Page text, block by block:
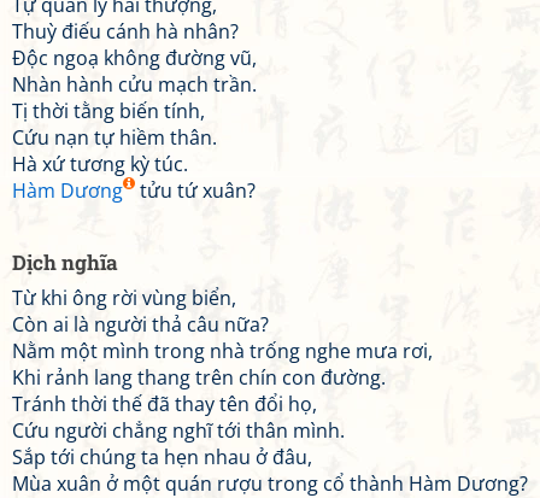
Thuỳ điếu cánh hà nhân?
Độc ngoạ không đường vũ,
Nhàn hành cửu mạch trần.
Tị thời tằng biến tính,
Cứu nạn tự hiềm thân.
Hà xứ tương kỳ túc.
Hàm Dương
tửu tứ xuân?
Dịch nghĩa
Từ khi ông rời vùng biển,
Còn ai là người thả câu nữa?
Nằm một mình trong nhà trống nghe mưa rơi,
Khi rảnh lang thang trên chín con đường.
Tránh thời thế đã thay tên đổi họ,
Cứu người chẳng nghĩ tới thân mình.
Sắp tới chúng ta hẹn nhau ở đâu,
Mùa xuân ở một quán rượu trong cổ thành Hàm Dương?